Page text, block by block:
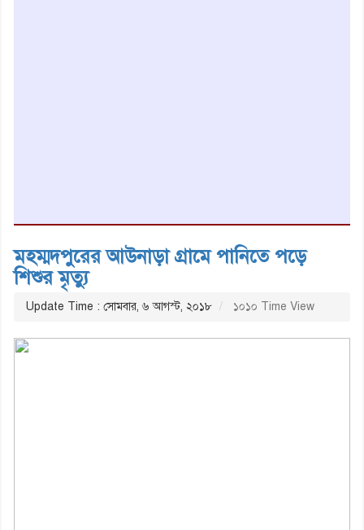
মহম্মদপুরের আউনাড়া গ্রামে পানিতে পড়ে
শিশুর মৃত্যু
Update Time : সোমবার, ৬ আগস্ট, ২০১৮ ১০১০ Time View